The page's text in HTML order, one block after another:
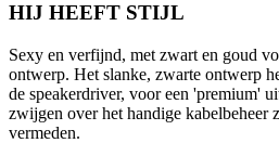
HIJ HEEFT STIJL
Sexy en verfijnd, met zwart en goud
ontwerp. Het slanke, zwarte ontwerp
de speakerdriver, voor een 'premium'
zwijgen over het handige kabelbeheer
vermeden.